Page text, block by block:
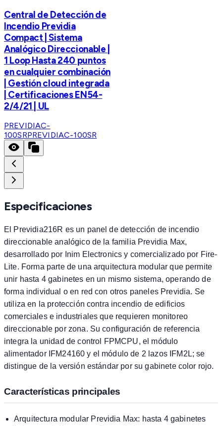
Central de Detección de
Incendio Previdia
Compact | Sistema
Analógico Direccionable |
1 Loop Hasta 240 puntos
en cualquier combinación
| Gestión cloud integrada
| Certificaciones EN54-
2/4/21 | UL
PREVIDIAC-
100SRPREVIDIAC-100SR
Especificaciones
El Previdia216R es un panel de detección de incendio
direccionable analógico de la familia Previdia Max,
desarrollado por Inim Electronics y comercializado por Fire-
Lite. Forma parte de una arquitectura modular que permite
unir hasta 4 gabinetes en un mismo sistema, operando de
forma individual o en red con otros paneles Previdia. Se
utiliza en la protección contra incendio de edificios
comerciales e industriales que requieren monitoreo
direccionable por zona. Su configuración de referencia
integra la unidad de control FPMCPU, el módulo
alimentador IFM24160 y el módulo de 2 lazos IFM2L; se
distingue de la versión estándar por su gabinete color rojo.
Características principales
Arquitectura modular Previdia Max: hasta 4 gabinetes